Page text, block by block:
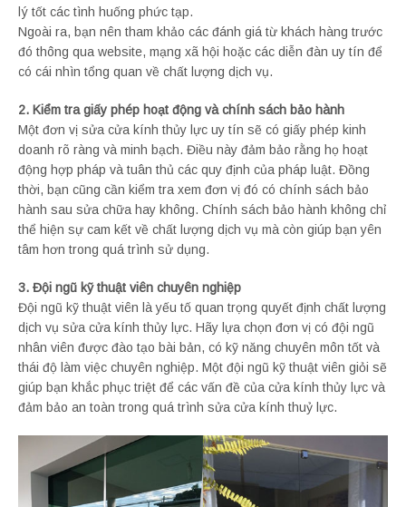
lý tốt các tình huống phức tạp.
Ngoài ra, bạn nên tham khảo các đánh giá từ khách hàng trước
đó thông qua website, mạng xã hội hoặc các diễn đàn uy tín để
có cái nhìn tổng quan về chất lượng dịch vụ.
2. Kiểm tra giấy phép hoạt động và chính sách bảo hành
Một đơn vị sửa cửa kính thủy lực uy tín sẽ có giấy phép kinh
doanh rõ ràng và minh bạch. Điều này đảm bảo rằng họ hoạt
động hợp pháp và tuân thủ các quy định của pháp luật. Đồng
thời, bạn cũng cần kiểm tra xem đơn vị đó có chính sách bảo
hành sau sửa chữa hay không. Chính sách bảo hành không chỉ
thể hiện sự cam kết về chất lượng dịch vụ mà còn giúp bạn yên
tâm hơn trong quá trình sử dụng.
3. Đội ngũ kỹ thuật viên chuyên nghiệp
Đội ngũ kỹ thuật viên là yếu tố quan trọng quyết định chất lượng
dịch vụ sửa cửa kính thủy lực. Hãy lựa chọn đơn vị có đội ngũ
nhân viên được đào tạo bài bản, có kỹ năng chuyên môn tốt và
thái độ làm việc chuyên nghiệp. Một đội ngũ kỹ thuật viên giỏi sẽ
giúp bạn khắc phục triệt để các vấn đề của cửa kính thủy lực và
đảm bảo an toàn trong quá trình sửa cửa kính thuỷ lực.